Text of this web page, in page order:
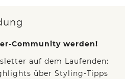
Community werden!
auf dem Laufenden:
über Styling-Tipps